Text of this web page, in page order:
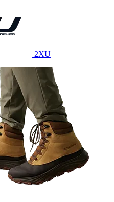
2XU